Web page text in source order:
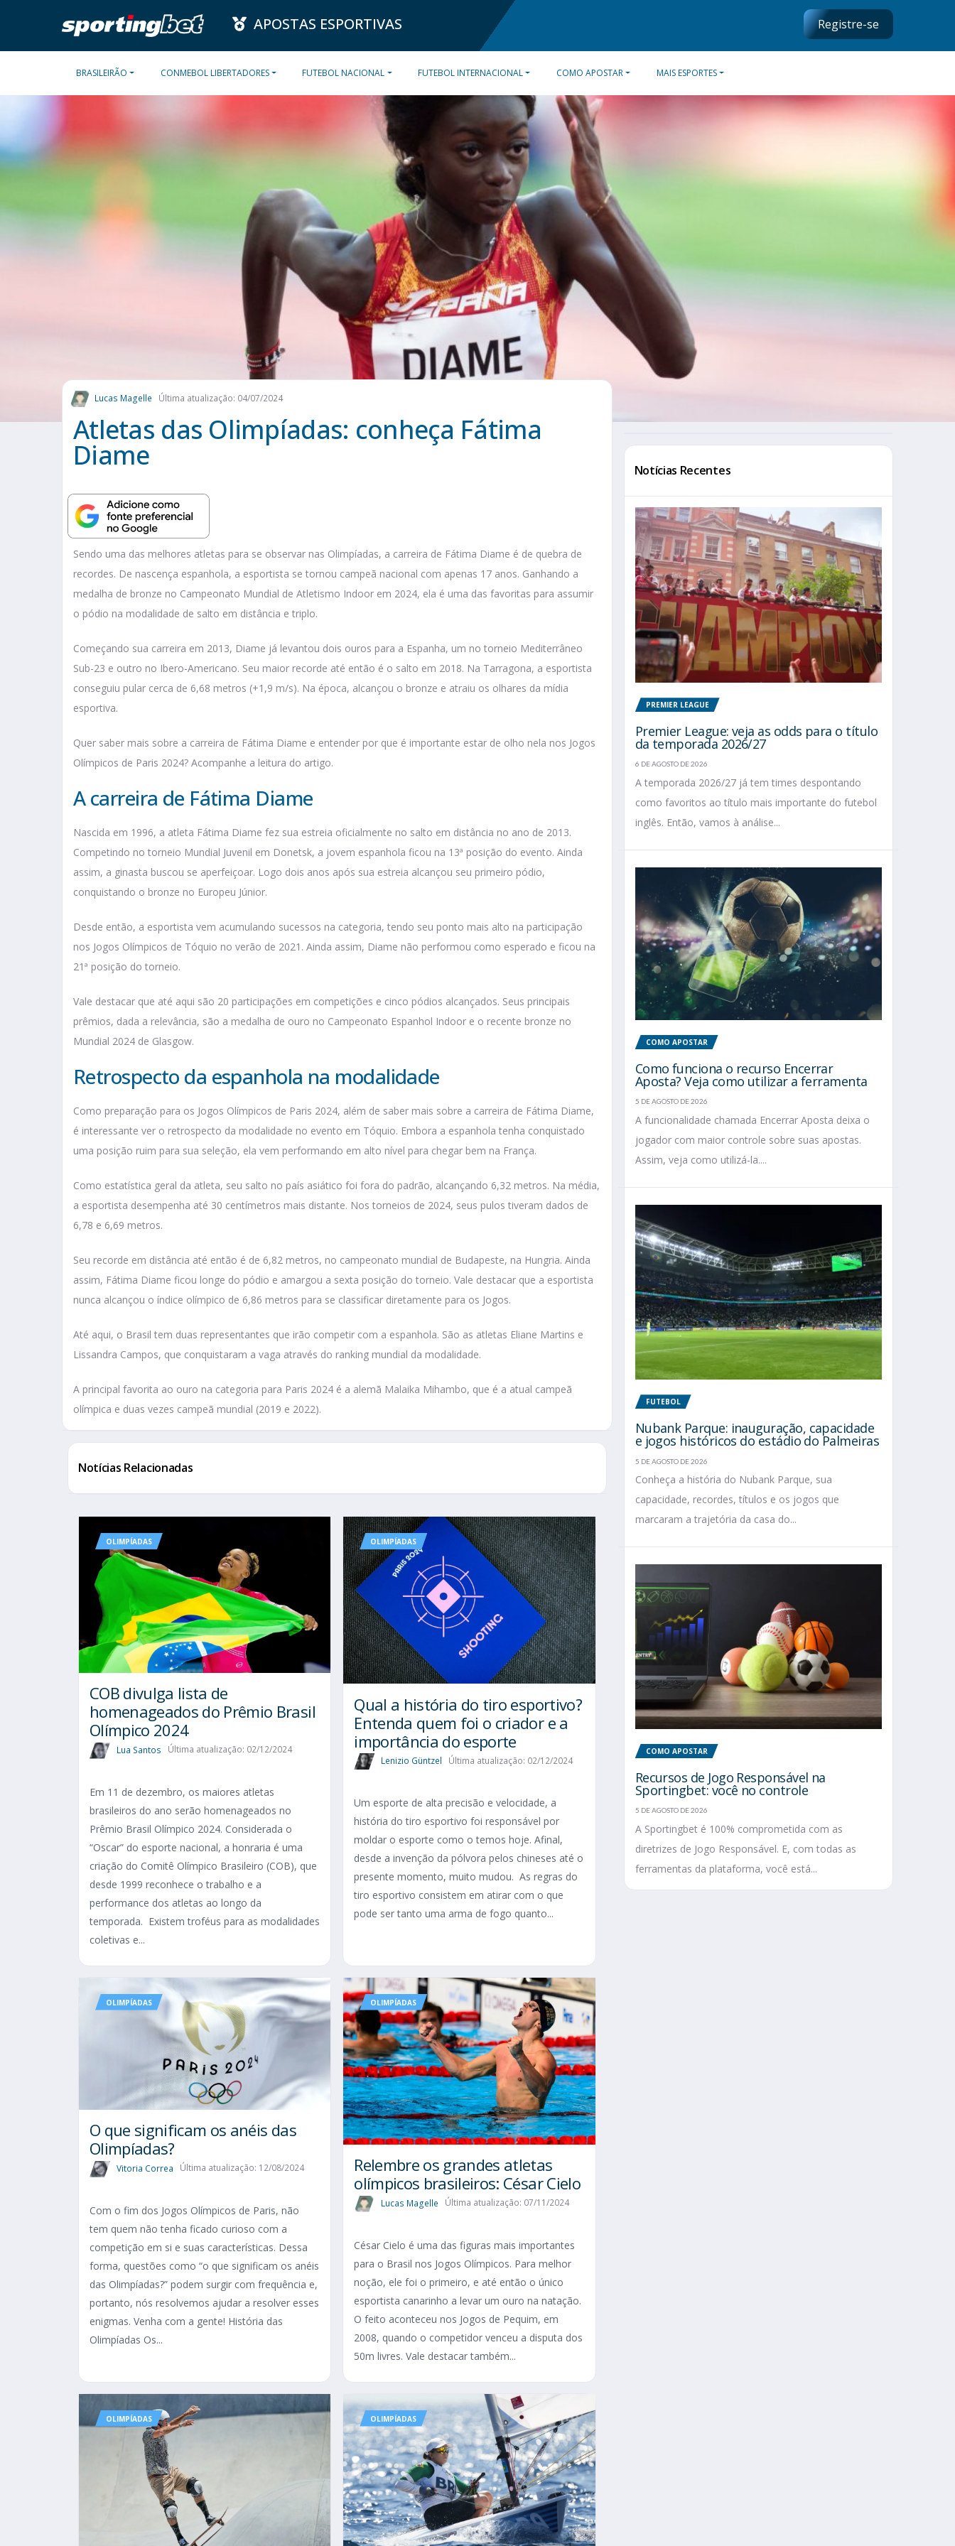
APOSTAS ESPORTIVAS Registre-se
BRASILEIRÃO CONMEBOL LIBERTADORES FUTEBOL NACIONAL FUTEBOL INTERNACIONAL COMO APOSTAR MAIS ESPORTES
Lucas Magelle Última atualização: 04/07/2024
Atletas das Olimpíadas: conheça Fátima
Diame
Sendo uma das melhores atletas para se observar nas Olimpíadas, a carreira de Fátima Diame é de quebra de
recordes. De nascença espanhola, a esportista se tornou campeã nacional com apenas 17 anos. Ganhando a
medalha de bronze no Campeonato Mundial de Atletismo Indoor em 2024, ela é uma das favoritas para assumir
o pódio na modalidade de salto em distância e triplo.
Começando sua carreira em 2013, Diame já levantou dois ouros para a Espanha, um no torneio Mediterrâneo
Sub-23 e outro no Ibero-Americano. Seu maior recorde até então é o salto em 2018. Na Tarragona, a esportista
conseguiu pular cerca de 6,68 metros (+1,9 m/s). Na época, alcançou o bronze e atraiu os olhares da mídia
esportiva.
Quer saber mais sobre a carreira de Fátima Diame e entender por que é importante estar de olho nela nos Jogos
Olímpicos de Paris 2024? Acompanhe a leitura do artigo.
A carreira de Fátima Diame
Nascida em 1996, a atleta Fátima Diame fez sua estreia oficialmente no salto em distância no ano de 2013.
Competindo no torneio Mundial Juvenil em Donetsk, a jovem espanhola ficou na 13ª posição do evento. Ainda
assim, a ginasta buscou se aperfeiçoar. Logo dois anos após sua estreia alcançou seu primeiro pódio,
conquistando o bronze no Europeu Júnior.
Desde então, a esportista vem acumulando sucessos na categoria, tendo seu ponto mais alto na participação
nos Jogos Olímpicos de Tóquio no verão de 2021. Ainda assim, Diame não performou como esperado e ficou na
21ª posição do torneio.
Vale destacar que até aqui são 20 participações em competições e cinco pódios alcançados. Seus principais
prêmios, dada a relevância, são a medalha de ouro no Campeonato Espanhol Indoor e o recente bronze no
Mundial 2024 de Glasgow.
Retrospecto da espanhola na modalidade
Como preparação para os Jogos Olímpicos de Paris 2024, além de saber mais sobre a carreira de Fátima Diame,
é interessante ver o retrospecto da modalidade no evento em Tóquio. Embora a espanhola tenha conquistado
uma posição ruim para sua seleção, ela vem performando em alto nível para chegar bem na França.
Como estatística geral da atleta, seu salto no país asiático foi fora do padrão, alcançando 6,32 metros. Na média,
a esportista desempenha até 30 centímetros mais distante. Nos torneios de 2024, seus pulos tiveram dados de
6,78 e 6,69 metros.
Seu recorde em distância até então é de 6,82 metros, no campeonato mundial de Budapeste, na Hungria. Ainda
assim, Fátima Diame ficou longe do pódio e amargou a sexta posição do torneio. Vale destacar que a esportista
nunca alcançou o índice olímpico de 6,86 metros para se classificar diretamente para os Jogos.
Até aqui, o Brasil tem duas representantes que irão competir com a espanhola. São as atletas Eliane Martins e
Lissandra Campos, que conquistaram a vaga através do ranking mundial da modalidade.
A principal favorita ao ouro na categoria para Paris 2024 é a alemã Malaika Mihambo, que é a atual campeã
olímpica e duas vezes campeã mundial (2019 e 2022).
Notícias Relacionadas
OLIMPÍADAS
COB divulga lista de
homenageados do Prêmio Brasil
Olímpico 2024
Lua Santos Última atualização: 02/12/2024
Em 11 de dezembro, os maiores atletas
brasileiros do ano serão homenageados no
Prêmio Brasil Olímpico 2024. Considerada o
“Oscar” do esporte nacional, a honraria é uma
criação do Comitê Olímpico Brasileiro (COB), que
desde 1999 reconhece o trabalho e a
performance dos atletas ao longo da
temporada. Existem troféus para as modalidades
coletivas e...
OLIMPÍADAS
Qual a história do tiro esportivo?
Entenda quem foi o criador e a
importância do esporte
Lenizio Güntzel Última atualização: 02/12/2024
Um esporte de alta precisão e velocidade, a
história do tiro esportivo foi responsável por
moldar o esporte como o temos hoje. Afinal,
desde a invenção da pólvora pelos chineses até o
presente momento, muito mudou. As regras do
tiro esportivo consistem em atirar com o que
pode ser tanto uma arma de fogo quanto...
OLIMPÍADAS
O que significam os anéis das
Olimpíadas?
Vitoria Correa Última atualização: 12/08/2024
Com o fim dos Jogos Olímpicos de Paris, não
tem quem não tenha ficado curioso com a
competição em si e suas características. Dessa
forma, questões como “o que significam os anéis
das Olimpíadas?” podem surgir com frequência e,
portanto, nós resolvemos ajudar a resolver esses
enigmas. Venha com a gente! História das
Olimpíadas Os...
OLIMPÍADAS
Relembre os grandes atletas
olímpicos brasileiros: César Cielo
Lucas Magelle Última atualização: 07/11/2024
César Cielo é uma das figuras mais importantes
para o Brasil nos Jogos Olímpicos. Para melhor
noção, ele foi o primeiro, e até então o único
esportista canarinho a levar um ouro na natação.
O feito aconteceu nos Jogos de Pequim, em
2008, quando o competidor venceu a disputa dos
50m livres. Vale destacar também...
OLIMPÍADAS OLIMPÍADAS
Notícias Recentes
PREMIER LEAGUE
Premier League: veja as odds para o título
da temporada 2026/27
6 DE AGOSTO DE 2026
A temporada 2026/27 já tem times despontando
como favoritos ao título mais importante do futebol
inglês. Então, vamos à análise...
COMO APOSTAR
Como funciona o recurso Encerrar
Aposta? Veja como utilizar a ferramenta
5 DE AGOSTO DE 2026
A funcionalidade chamada Encerrar Aposta deixa o
jogador com maior controle sobre suas apostas.
Assim, veja como utilizá-la....
FUTEBOL
Nubank Parque: inauguração, capacidade
e jogos históricos do estádio do Palmeiras
5 DE AGOSTO DE 2026
Conheça a história do Nubank Parque, sua
capacidade, recordes, títulos e os jogos que
marcaram a trajetória da casa do...
COMO APOSTAR
Recursos de Jogo Responsável na
Sportingbet: você no controle
5 DE AGOSTO DE 2026
A Sportingbet é 100% comprometida com as
diretrizes de Jogo Responsável. E, com todas as
ferramentas da plataforma, você está...